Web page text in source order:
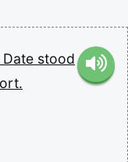
Date stood